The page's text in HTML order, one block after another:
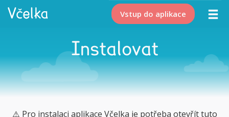
Vstup do aplikace
Instalovat
⚠️ Pro instalaci aplikace Včelka je potřeba otevřít tuto